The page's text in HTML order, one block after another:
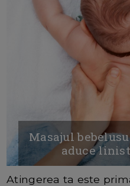
Masajul
aduce
Atingerea ta este